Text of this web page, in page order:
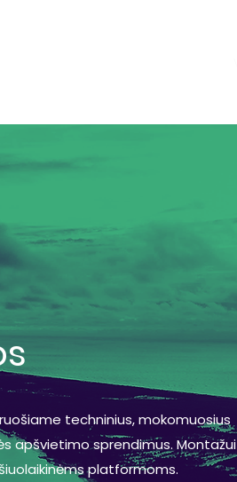
techninius, mokomuosius
apšvietimo sprendimus. Montažui
platformoms.